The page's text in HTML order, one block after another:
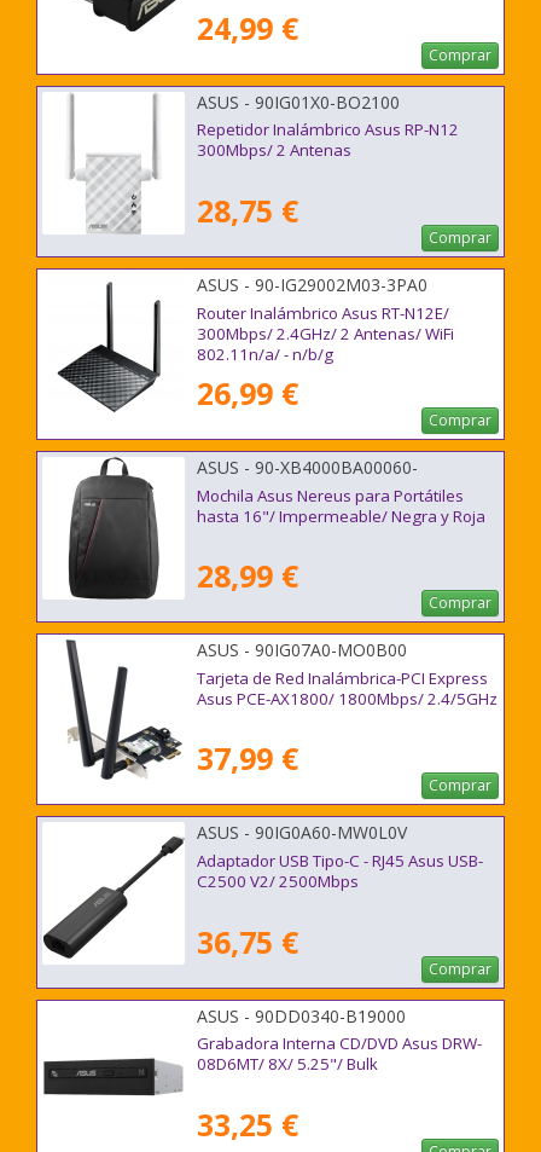
24,99 €
Comprar
ASUS - 90IG01X0-BO2100
Repetidor Inalámbrico Asus RP-N12
300Mbps/ 2 Antenas
28,75 €
Comprar
ASUS - 90-IG29002M03-3PA0
Router Inalámbrico Asus RT-N12E/
300Mbps/ 2.4GHz/ 2 Antenas/ WiFi
802.11n/a/ - n/b/g
26,99 €
Comprar
ASUS - 90-XB4000BA00060-
Mochila Asus Nereus para Portátiles
hasta 16"/ Impermeable/ Negra y Roja
28,99 €
Comprar
ASUS - 90IG07A0-MO0B00
Tarjeta de Red Inalámbrica-PCI Express
Asus PCE-AX1800/ 1800Mbps/ 2.4/5GHz
37,99 €
Comprar
ASUS - 90IG0A60-MW0L0V
Adaptador USB Tipo-C - RJ45 Asus USB-
C2500 V2/ 2500Mbps
36,75 €
Comprar
ASUS - 90DD0340-B19000
Grabadora Interna CD/DVD Asus DRW-
08D6MT/ 8X/ 5.25"/ Bulk
33,25 €